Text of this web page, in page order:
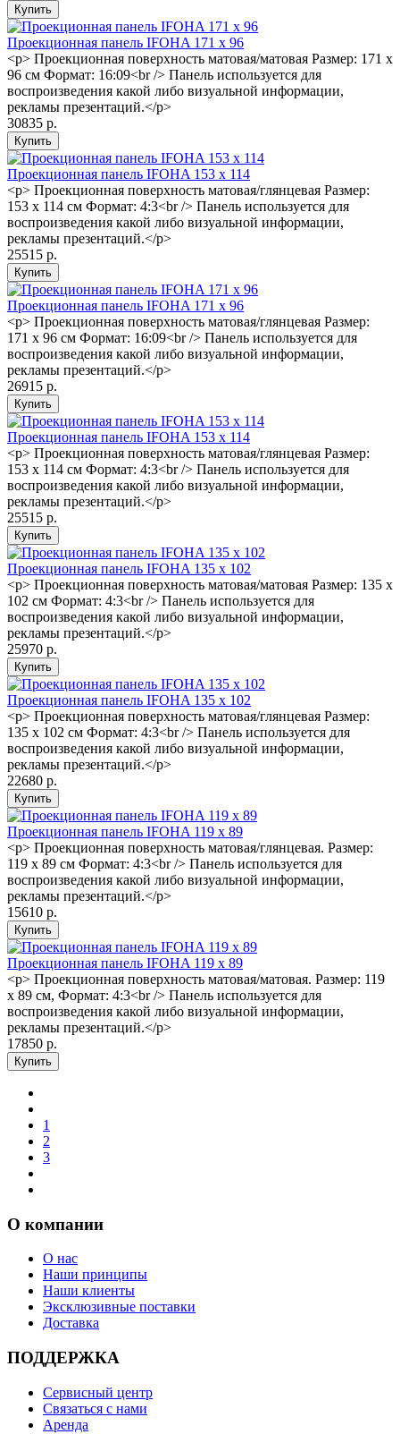
Проекционная панель IFOHA 171 x 96
<p> Проекционная поверхность матовая/матовая Размер: 171 x
96 см Формат: 16:09<br /> Панель используется для
воспроизведения какой либо визуальной информации,
рекламы презентаций.</p>
30835 р.
Проекционная панель IFOHA 153 x 114
<p> Проекционная поверхность матовая/глянцевая Размер:
153 x 114 см Формат: 4:3<br /> Панель используется для
воспроизведения какой либо визуальной информации,
рекламы презентаций.</p>
25515 р.
Проекционная панель IFOHA 171 x 96
<p> Проекционная поверхность матовая/глянцевая Размер:
171 x 96 см Формат: 16:09<br /> Панель используется для
воспроизведения какой либо визуальной информации,
рекламы презентаций.</p>
26915 р.
Проекционная панель IFOHA 153 x 114
<p> Проекционная поверхность матовая/глянцевая Размер:
153 x 114 см Формат: 4:3<br /> Панель используется для
воспроизведения какой либо визуальной информации,
рекламы презентаций.</p>
25515 р.
Проекционная панель IFOHA 135 x 102
<p> Проекционная поверхность матовая/матовая Размер: 135 x
102 см Формат: 4:3<br /> Панель используется для
воспроизведения какой либо визуальной информации,
рекламы презентаций.</p>
25970 р.
Проекционная панель IFOHA 135 x 102
<p> Проекционная поверхность матовая/глянцевая Размер:
135 x 102 см Формат: 4:3<br /> Панель используется для
воспроизведения какой либо визуальной информации,
рекламы презентаций.</p>
22680 р.
Проекционная панель IFOHA 119 x 89
<p> Проекционная поверхность матовая/глянцевая. Размер:
119 x 89 см Формат: 4:3<br /> Панель используется для
воспроизведения какой либо визуальной информации,
рекламы презентаций.</p>
15610 р.
Проекционная панель IFOHA 119 x 89
<p> Проекционная поверхность матовая/матовая. Размер: 119
x 89 см, Формат: 4:3<br /> Панель используется для
воспроизведения какой либо визуальной информации,
рекламы презентаций.</p>
17850 р.
1
2
3
О компании
О нас
Наши принципы
Наши клиенты
Эксклюзивные поставки
Доставка
ПОДДЕРЖКА
Сервисный центр
Связаться с нами
Аренда